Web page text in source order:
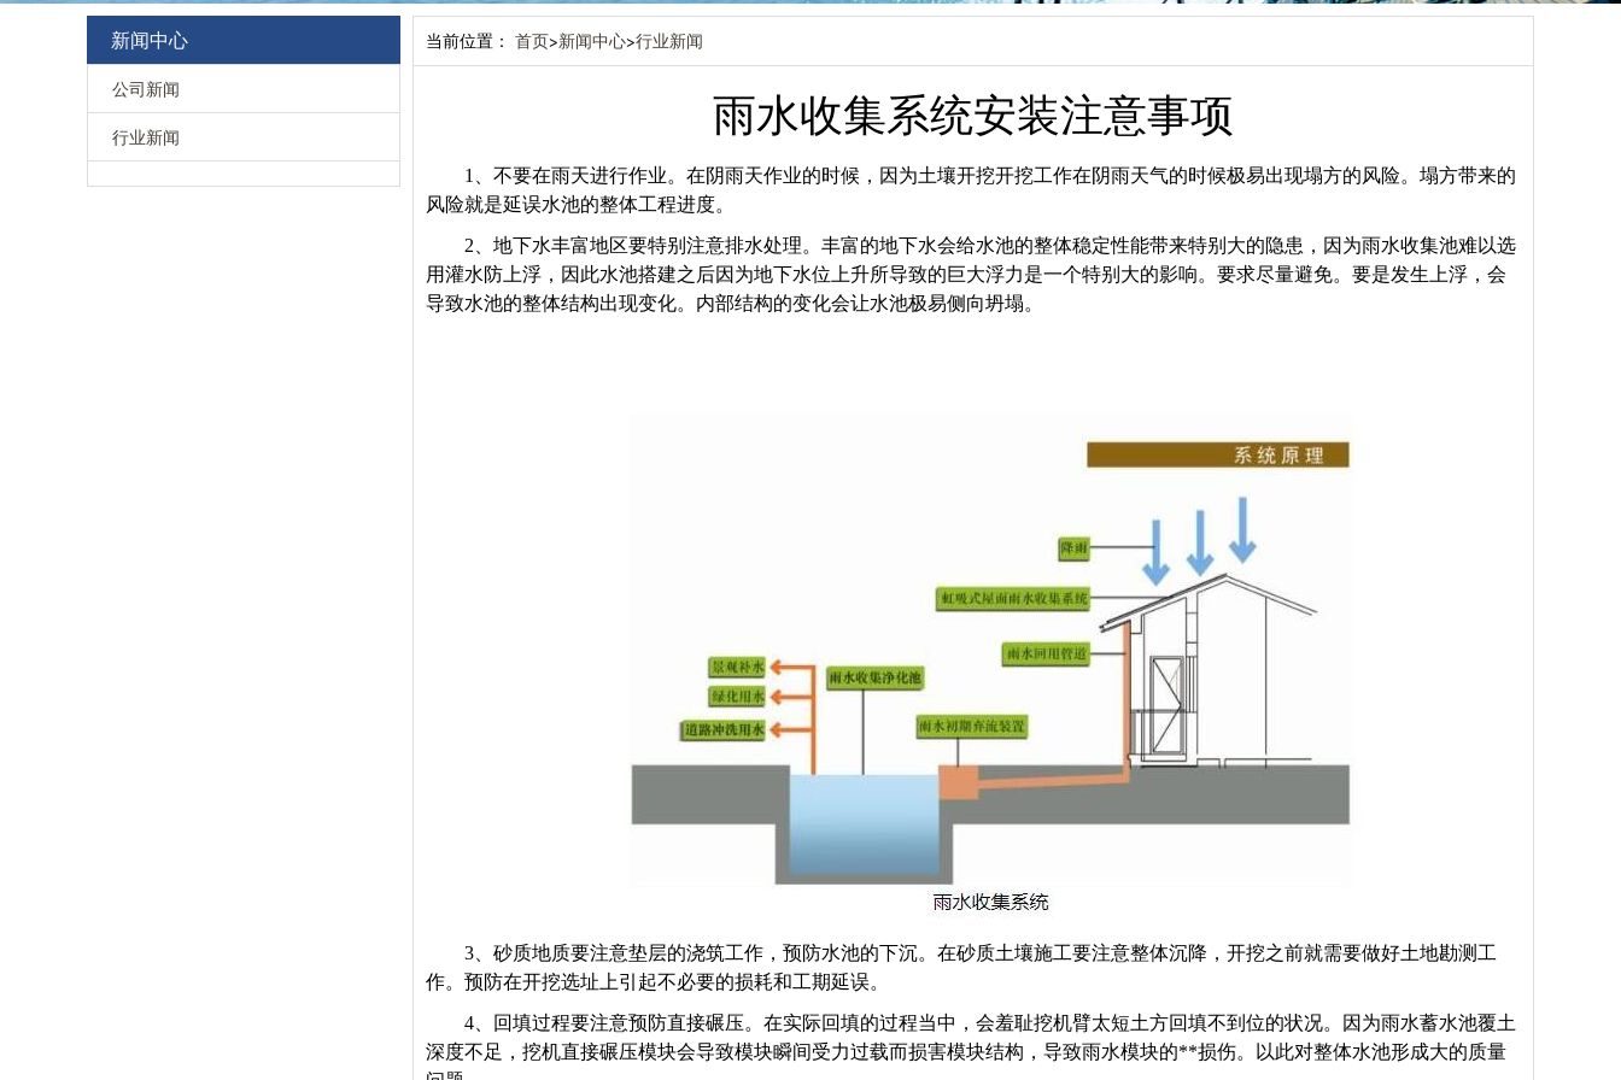
新闻中心
公司新闻
行业新闻
当前位置： 首页>新闻中心>行业新闻
雨水收集系统安装注意事项
1
、不要在雨天进行作业。在阴雨天作业的时候，因为土壤开挖开挖工作在阴雨天气的时候极易出现塌方的风险。塌方带来的
风险就是延误水池的整体工程进度。
2 、地下水丰富地区要特别注意排水处理。丰富的地下水会给水池的整体稳定性能带来特别大的隐患，因为雨水收集池难以选
用灌水防上浮，因此水池搭建之后因为地下水位上升所导致的巨大浮力是一个特别大的影响。要求尽量避免。要是发生上浮，会
导致水池的整体结构出现变化。内部结构的变化会让水池极易侧向坍塌。
3 、砂质地质要注意垫层的浇筑工作，预防水池的下沉。在砂质土壤施工要注意整体沉降，开挖之前就需要做好土地勘测工
作。预防在开挖选址上引起不必要的损耗和工期延误。
4 、回填过程要注意预防直接碾压。在实际回填的过程当中，会羞耻挖机臂太短土方回填不到位的状况。因为雨水蓄水池覆土
深度不足，挖机直接碾压模块会导致模块瞬间受力过载而损害模块结构，导致雨水模块的**损伤。以此对整体水池形成大的质量